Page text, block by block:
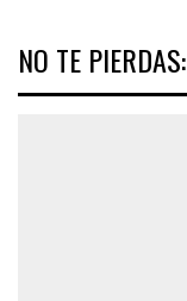
NO TE PIERDAS: